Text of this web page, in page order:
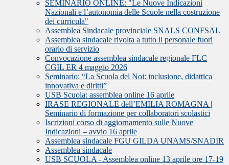
SEMINARIO ONLINE: "Le Nuove Indicazioni
Nazionali e l’autonomia delle Scuole nella costruzione
dei curricula"
Assemblea Sindacale provinciale SNALS CONFSAL
Assemblea sindacale rivolta a tutto il personale fuori
orario di servizio
Convocazione assemblea sindacale regionale FLC
CGIL ER 4 maggio 2026
Seminario: “La Scuola del Noi: inclusione, didattica
innovativa e diritti”
USB Scuola: assemblea online 16 aprile
IRASE REGIONALE dell’EMILIA ROMAGNA |
Seminario di formazione per collaboratori scolastici
Iscrizioni corso di aggiornamento sulle Nuove
Indicazioni – avvio 16 aprile
Assemblea sindacale FGU GILDA UNAMS/SNADIR
Assemblea sindacale
USB SCUOLA - Assemblea online 13 aprile ore 17-19